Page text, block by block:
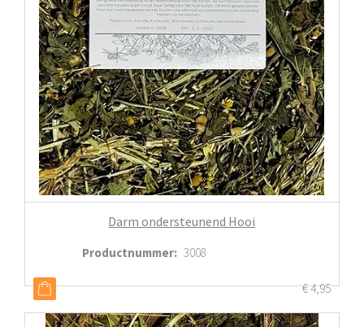
Darm ondersteunend Hooi
Productnummer: 3008
€4,95